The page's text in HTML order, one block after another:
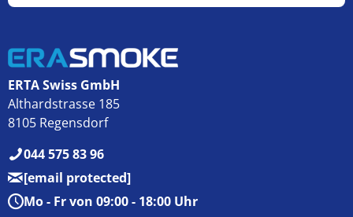
ERTA Swiss GmbH
Althardstrasse 185
8105 Regensdorf
044 575 83 96
[email protected]
Mo - Fr von 09:00 - 18:00 Uhr